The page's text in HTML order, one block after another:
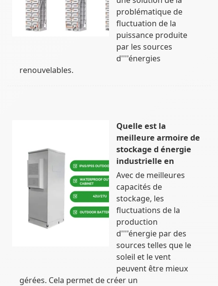
problématique de
fluctuation de la
puissance produite
par les sources
d''''énergies
renouvelables.
Quelle est la
meilleure armoire de
stockage d énergie
industrielle en
Avec de meilleures
capacités de
stockage, les
fluctuations de la
production
d''''énergie par des
sources telles que le
soleil et le vent
peuvent être mieux
gérées. Cela permet de créer un